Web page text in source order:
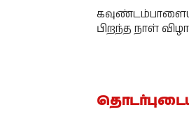
பிறந்த நாள் விழா